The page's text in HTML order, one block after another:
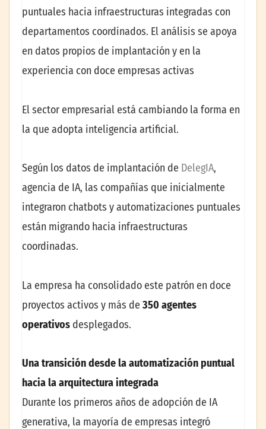
puntuales hacia infraestructuras integradas con
departamentos coordinados. El análisis se apoya
en datos propios de implantación y en la
experiencia con doce empresas activas
El sector empresarial está cambiando la forma en
la que adopta inteligencia artificial.
Según los datos de implantación de DelegIA,
agencia de IA, las compañías que inicialmente
integraron chatbots y automatizaciones puntuales
están migrando hacia infraestructuras
coordinadas.
La empresa ha consolidado este patrón en doce
proyectos activos y más de 350 agentes
operativos desplegados.
Una transición desde la automatización puntual
hacia la arquitectura integrada
Durante los primeros años de adopción de IA
generativa, la mayoría de empresas integró